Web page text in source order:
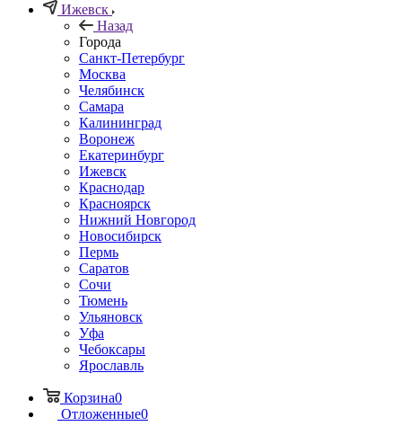
Ижевск
Назад
Города
Санкт-Петербург
Москва
Челябинск
Самара
Калининград
Воронеж
Екатеринбург
Ижевск
Краснодар
Красноярск
Нижний Новгород
Новосибирск
Пермь
Саратов
Сочи
Тюмень
Ульяновск
Уфа
Чебоксары
Ярославль
Корзина0
Отложенные0